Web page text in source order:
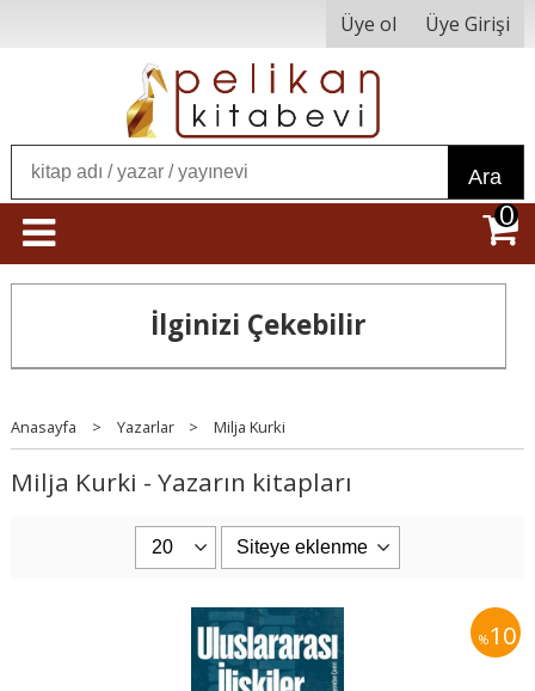
Üye ol Üye Girişi
Ara
0
İlginizi Çekebilir
Anasayfa > Yazarlar > Milja Kurki
Milja Kurki - Yazarın kitapları
%10